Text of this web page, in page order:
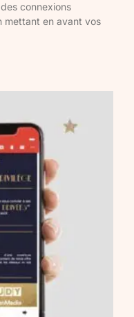
connexions
mettant en avant vos